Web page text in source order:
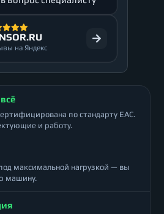
на Яндекс
по стандарту ЕАС.
и работу.
максимальной нагрузкой — вы
машину.